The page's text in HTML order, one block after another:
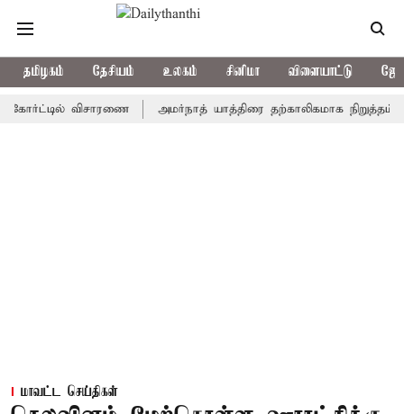
தமிழகம் தேசியம் உலகம் சினிமா விளையாட்டு
விசாரணை அமர்நாத் யாத்திரை தற்காலிகமாக நிறுத்தம்
மாவட்ட செய்திகள்